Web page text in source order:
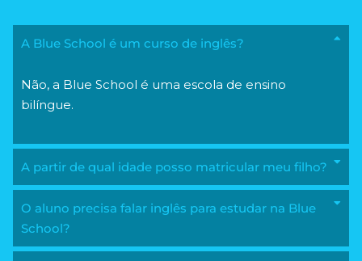
A Blue School é um curso de inglês?
Não, a Blue School é uma escola de ensino
bilíngue.
A partir de qual idade posso matricular meu filho?
O aluno precisa falar inglês para estudar na Blue
School?